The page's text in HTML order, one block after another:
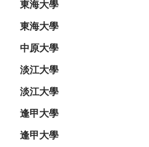
東海大學
東海大學
中原大學
淡江大學
淡江大學
逢甲大學
逢甲大學